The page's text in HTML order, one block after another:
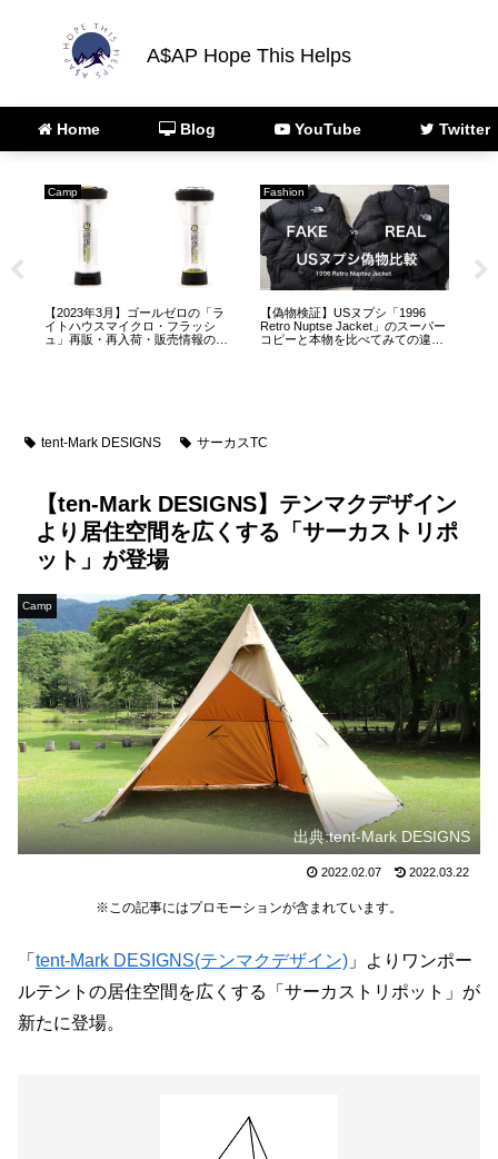
A$AP Hope This Helps
Home Blog YouTube Twitter
Camp
【2023年3月】ゴールゼロの「ラ
イトハウスマイクロ・フラッシ
ュ」再販・再入荷・販売情報のま
Fashion
【偽物検証】USヌプシ「1996
Retro Nuptse Jacket」のスーパー
コピーと本物を比べてみての違い
tent-Mark DESIGNS サーカスTC
【ten-Mark DESIGNS】テンマクデザイン
より居住空間を広くする「サーカストリポ
ット」が登場
Camp
出典:tent-Mark DESIGNS
2022.02.07 2022.03.22
※この記事にはプロモーションが含まれています。
「 tent-Mark DESIGNS(テンマクデザイン) 」よりワンポー
ルテントの居住空間を広くする「サーカストリポット」が
新たに登場。